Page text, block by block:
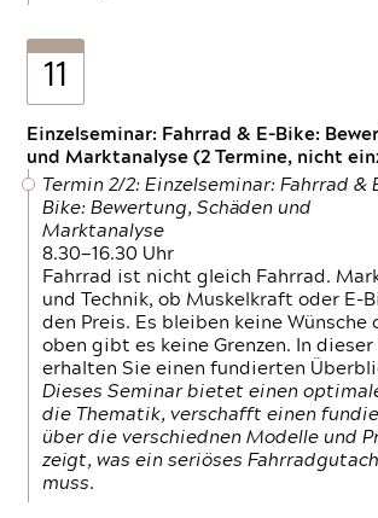
11
Einzelseminar: Fahrrad & E-Bike:
und Marktanalyse (2 Termine, nicht
Termin 2/2: Einzelseminar: Fahrrad &
Bike: Bewertung, Schäden und
Marktanalyse
8.30—16.30 Uhr
Fahrrad ist nicht gleich Fahrrad.
und Technik, ob Muskelkraft oder E-
den Preis. Es bleiben keine Wünsche
oben gibt es keine Grenzen. In
erhalten Sie einen fundierten
Dieses Seminar bietet einen
die Thematik, verschafft einen
über die verschiednen Modelle und
zeigt, was ein seriöses
muss.